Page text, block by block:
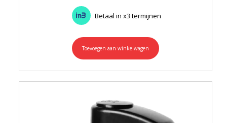
Betaal in x3 termijnen
Toevoegen aan winkelwagen